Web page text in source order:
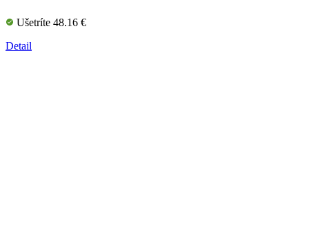
Ušetríte 48.16 €
Detail